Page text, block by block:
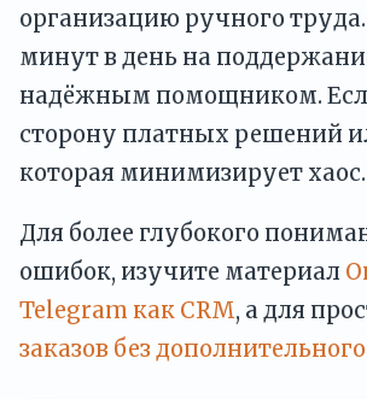
организацию ручного
минут в день на
надёжным помощником.
сторону платных решений
которая минимизирует хаос.
Для более глубокого
ошибок, изучите материал
Telegram как CRM, а для
заказов без